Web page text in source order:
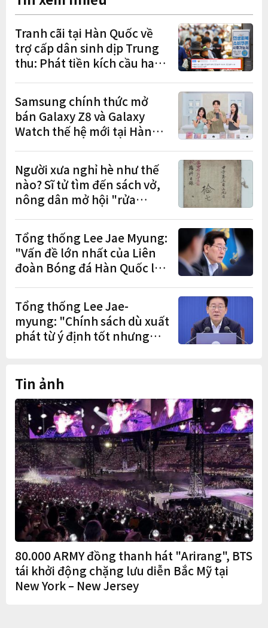
Tranh cãi tại Hàn Quốc về
trợ cấp dân sinh dịp Trung
thu: Phát tiền kích cầu hay
Samsung chính thức mở
bán Galaxy Z8 và Galaxy
Watch thế hệ mới tại Hàn
đơn đặt trước
Người xưa nghỉ hè như thế
nào? Sĩ tử tìm đến sách vở,
nông dân mở hội "rửa
Tổng thống Lee Jae Myung:
"Vấn đề lớn nhất của Liên
đoàn Bóng đá Hàn Quốc là
trạng nắm quyền quá lâu"
Tổng thống Lee Jae-
myung: "Chính sách dù xuất
phát từ ý định tốt nhưng
hơn"
Tin ảnh
80.000 ARMY đồng thanh hát "Arirang", BTS
tái khởi động chặng lưu diễn Bắc Mỹ tại
New York – New Jersey